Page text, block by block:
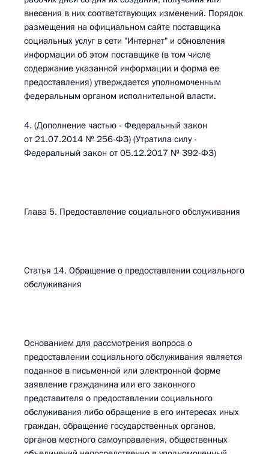
внесения в них соответствующих изменений. Порядок
размещения на официальном сайте поставщика
социальных услуг в сети "Интернет" и обновления
информации об этом поставщике (в том числе
содержание указанной информации и форма ее
предоставления) утверждается уполномоченным
федеральным органом исполнительной власти.
4. (Дополнение частью - Федеральный закон
от 21.07.2014 № 256-ФЗ) (Утратила силу -
Федеральный закон от 05.12.2017 № 392-ФЗ)
Глава 5. Предоставление социального обслуживания
Статья 14. Обращение о предоставлении социального
обслуживания
Основанием для рассмотрения вопроса о
предоставлении социального обслуживания является
поданное в письменной или электронной форме
заявление гражданина или его законного
представителя о предоставлении социального
обслуживания либо обращение в его интересах иных
граждан, обращение государственных органов,
органов местного самоуправления, общественных